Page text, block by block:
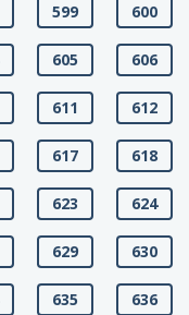
599 600
605 606
611 612
617 618
623 624
629 630
635 636